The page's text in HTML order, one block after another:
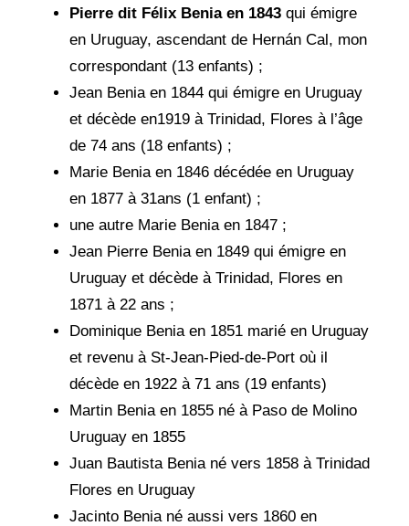
Pierre dit Félix Benia en 1843 qui émigre
en Uruguay, ascendant de Hernán Cal, mon
correspondant (13 enfants) ;
Jean Benia en 1844 qui émigre en Uruguay
et décède en1919 à Trinidad, Flores à l’âge
de 74 ans (18 enfants) ;
Marie Benia en 1846 décédée en Uruguay
en 1877 à 31ans (1 enfant) ;
une autre Marie Benia en 1847 ;
Jean Pierre Benia en 1849 qui émigre en
Uruguay et décède à Trinidad, Flores en
1871 à 22 ans ;
Dominique Benia en 1851 marié en Uruguay
et revenu à St-Jean-Pied-de-Port où il
décède en 1922 à 71 ans (19 enfants)
Martin Benia en 1855 né à Paso de Molino
Uruguay en 1855
Juan Bautista Benia né vers 1858 à Trinidad
Flores en Uruguay
Jacinto Benia né aussi vers 1860 en